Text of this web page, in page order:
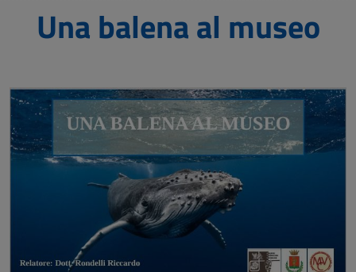
Una balena al museo